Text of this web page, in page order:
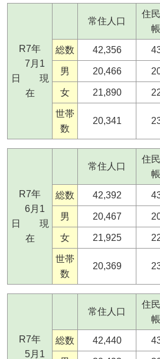
R7年
7月1
日 現
在
常住人口
住
総数 42,356
男 20,466
女 21,890
世帯
数
20,341
R7年
6月1
日 現
在
常住人口
住
総数 42,392
男 20,467
女 21,925
世帯
数
20,369
R7年
5月1
常住人口
住
総数 42,440